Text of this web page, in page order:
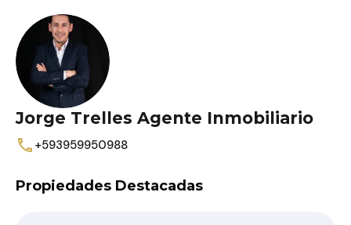
Jorge Trelles Agente Inmobiliario
+593959950988
Propiedades Destacadas